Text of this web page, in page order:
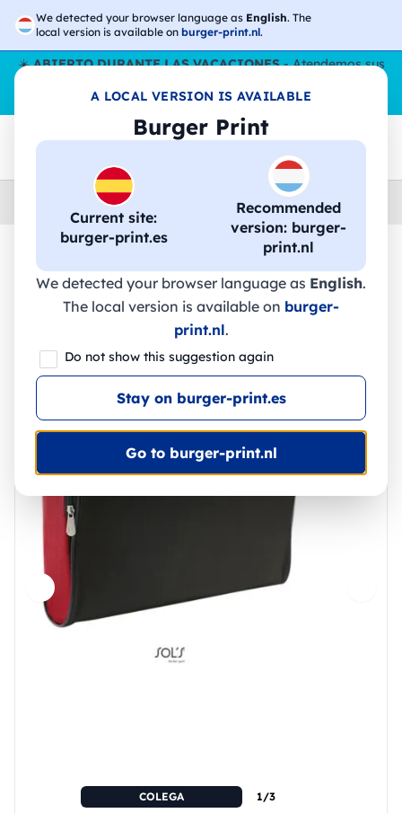
We detected your browser language as English. The
local version is available on burger-print.nl.
A LOCAL VERSION IS AVAILABLE
Burger Print
Current site:
burger-print.es
Recommended
version: burger-
print.nl
We detected your browser language as English.
The local version is available on burger-
print.nl.
Do not show this suggestion again
Stay on burger-print.es
Go to burger-print.nl
☀️ABIERTO DURANTE LAS VACACIONES- Atendemos sus
pedidos durante todo el verano, incluso en agosto.
Sin parar
😎🌴
Accesorios bolsas-personalizadas
🔥 -30% de impresión DTF
COLEGA - 71100 - Sol's
COLEGA 1/3